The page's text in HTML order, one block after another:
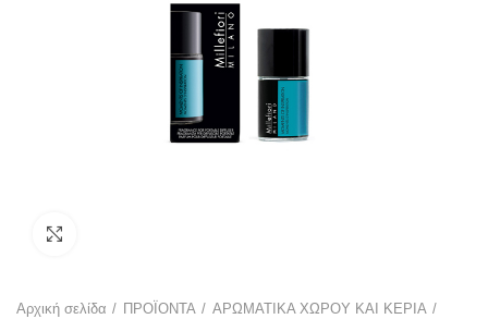
Αρχική σελίδα ΠΡΟΪΟΝΤΑ
ΑΡΩΜΑΤΙΚΑ ΧΩΡΟΥ ΚΑΙ ΚΕΡΙΑ